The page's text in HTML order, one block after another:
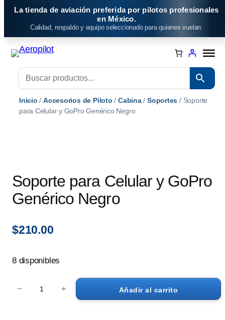
Saltar
La tienda de aviación preferida por pilotos profesionales
en México.
Calidad, respaldo y equipo seleccionado para quienes vuelan.
Inicio /Accesorios de Piloto / Cabina/Soportes / Soporte
para Celular y GoPro Genérico Negro
Soporte para Celular y GoPro
Genérico Negro
$210.00
8 disponibles
− + Añadir al carrito